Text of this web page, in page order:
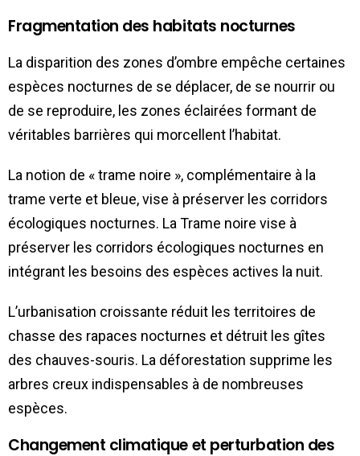
Fragmentation des habitats nocturnes
La disparition des zones d’ombre empêche certaines
espèces nocturnes de se déplacer, de se nourrir ou
de se reproduire, les zones éclairées formant de
véritables barrières qui morcellent l’habitat.
La notion de « trame noire », complémentaire à la
trame verte et bleue, vise à préserver les corridors
écologiques nocturnes. La Trame noire vise à
préserver les corridors écologiques nocturnes en
intégrant les besoins des espèces actives la nuit.
L’urbanisation croissante réduit les territoires de
chasse des rapaces nocturnes et détruit les gîtes
des chauves-souris. La déforestation supprime les
arbres creux indispensables à de nombreuses
espèces.
Changement climatique et perturbation des